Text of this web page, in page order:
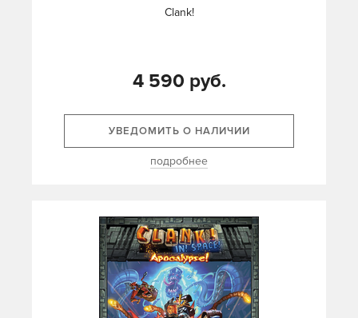
Clank!
4 590 руб.
УВЕДОМИТЬ О НАЛИЧИИ
подробнее